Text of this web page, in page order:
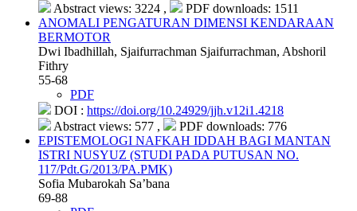
Abstract views: 3224 ,
PDF downloads: 1511
ANOMALI PENGATURAN DIMENSI KENDARAAN
BERMOTOR
Dwi Ibadhillah, Sjaifurrachman Sjaifurrachman, Abshoril
Fithry
55-68
PDF
DOI : https://doi.org/10.24929/jjh.v12i1.4218
Abstract views: 577 ,
PDF downloads: 776
EPISTEMOLOGI NAFKAH IDDAH BAGI MANTAN
ISTRI NUSYUZ (STUDI PADA PUTUSAN NO.
117/Pdt.G/2013/PA.PMK)
Sofia Mubarokah Sa’bana
69-88